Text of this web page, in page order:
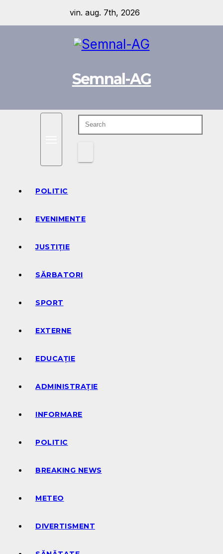
vin. aug. 7th, 2026
Semnal-AG
POLITIC
EVENIMENTE
JUSTIȚIE
SĂRBATORI
SPORT
EXTERNE
EDUCAȚIE
ADMINISTRAȚIE
INFORMARE
POLITIC
BREAKING NEWS
METEO
DIVERTISMENT